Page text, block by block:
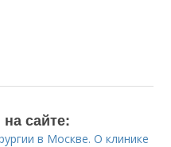
сайте:
в Москве. О клинике